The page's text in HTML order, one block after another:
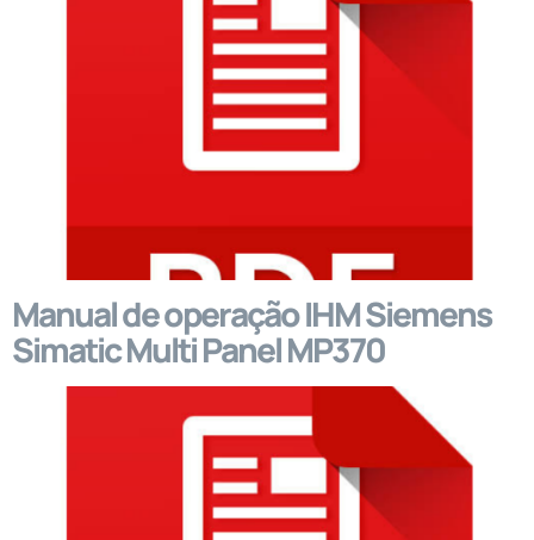
Manual de operação IHM Siemens
Simatic Multi Panel MP370